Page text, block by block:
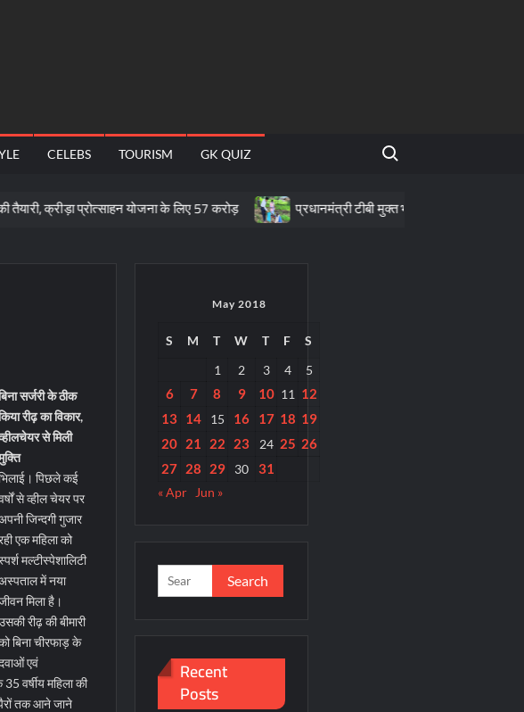
CELEBS TOURISM GK QUIZ
Search for:
प्रोत्साहन योजना के लिए 57 करोड़ प्रधानमंत्री टीबी मुक्त भारत अभियान के तहत पीवीटीजी क्षेत्रों
सर्जरी के ठीक
रीढ़ का विकार,
से मिली
पिछले कई
से व्हील चेयर पर
जिन्दगी गुजार
एक महिला को
मल्टीस्पेशालिटी
में नया
मिला है।
रीढ़ की बीमारी
बिना चीरफाड़ के
एवं
वर्षीय महिला की
तक आने जाने
May 2018
S M T W T F
S
1
2 3 4 5
6 7 8 9 10 11 12
13 14 15 16 17 18 19
20 21 22 23 24 25 26
27 28 29 30 31
« Apr Jun »
Search
for:
Recent
Posts